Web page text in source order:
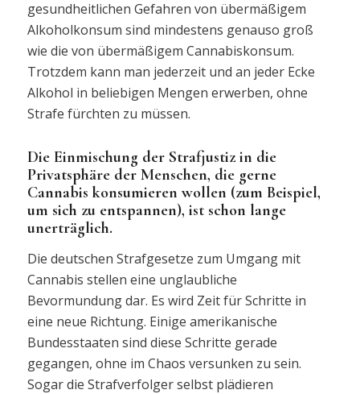
gesundheitlichen Gefahren von übermäßigem
Alkoholkonsum sind mindestens genauso groß
wie die von übermäßigem Cannabiskonsum.
Trotzdem kann man jederzeit und an jeder Ecke
Alkohol in beliebigen Mengen erwerben, ohne
Strafe fürchten zu müssen.
Die Einmischung der Strafjustiz in die
Privatsphäre der Menschen, die gerne
Cannabis konsumieren wollen (zum Beispiel,
um sich zu entspannen), ist schon lange
unerträglich.
Die deutschen Strafgesetze zum Umgang mit
Cannabis stellen eine unglaubliche
Bevormundung dar. Es wird Zeit für Schritte in
eine neue Richtung. Einige amerikanische
Bundesstaaten sind diese Schritte gerade
gegangen, ohne im Chaos versunken zu sein.
Sogar die Strafverfolger selbst plädieren